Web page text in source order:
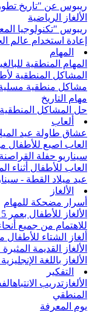
ريبوس عن "تاريخ
الألغاز الرياضية
ريبوس "تكنولوجيا
إعادة استخدام عالم
المهام
المهام المنطقية للبالغين - 14 تمرينًا
المشاكل المنطقية لأطفال
مشاكل منطقية
مهام التاريخ
حل المشاكل المنطقية
ألعاب
عشاق طاولة عيد
العاب اصبع
سيناريو حفلة القراصنة
العاب للأطفال أثناء
عيد ميلاد القطة -
الألغاز
أسرار مضحكة للمهام
للاهتمام من جميع
ألغاز الشتاء للأطفال من عمر 7 إلى 8 سنوات -
الألغاز القديمة
الألغاز باللغة
التفكير
الألغاز تدريب الانتباه
المنطقي
يوم المعرفة